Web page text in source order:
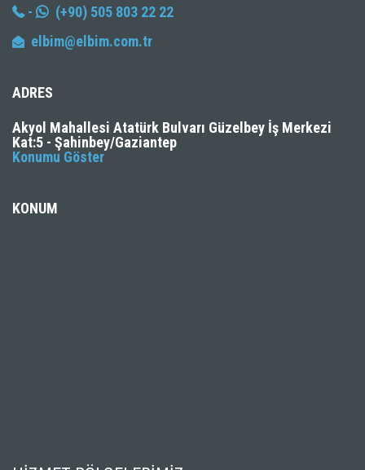
-
(+90) 505 803 22 22
elbim@elbim.com.tr
ADRES
Akyol Mahallesi Atatürk Bulvarı Güzelbey İş Merkezi
Kat:5 - Şahinbey/Gaziantep
Konumu Göster
KONUM